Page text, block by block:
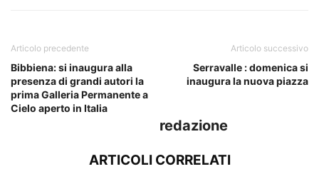
Articolo precedente
Bibbiena: si inaugura alla
presenza di grandi autori la
prima Galleria Permanente a
Cielo aperto in Italia
Articolo successivo
Serravalle : domenica si
inaugura la nuova piazza
redazione
ARTICOLI CORRELATI